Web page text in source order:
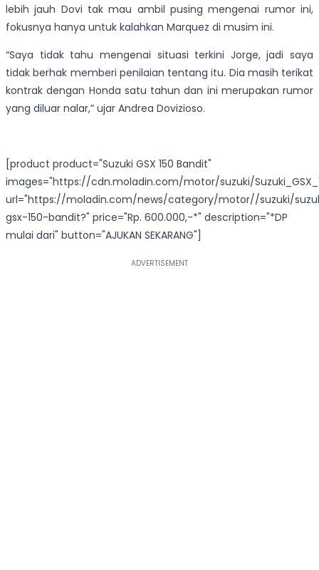
lebih jauh Dovi tak mau ambil pusing mengenai rumor ini,
fokusnya hanya untuk kalahkan Marquez di musim ini.
“Saya tidak tahu mengenai situasi terkini Jorge, jadi saya
tidak berhak memberi penilaian tentang itu. Dia masih terikat
kontrak dengan Honda satu tahun dan ini merupakan rumor
yang diluar nalar,” ujar Andrea Dovizioso.
[product product="Suzuki GSX 150 Bandit"
images="https://cdn.moladin.com/motor/suzuki/
url="https://moladin.com/news/category/motor//suzuki/
gsx-150-bandit?" price="Rp. 600.000,-*" description="*DP
mulai dari" button="AJUKAN SEKARANG"]